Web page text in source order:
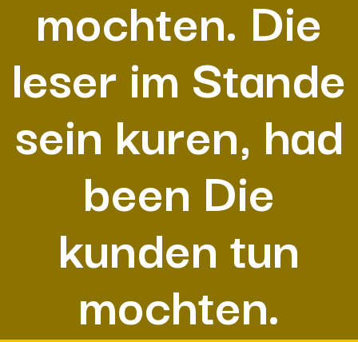
mochten. Die
leser im Stande
sein kuren, had
been Die
kunden tun
mochten.